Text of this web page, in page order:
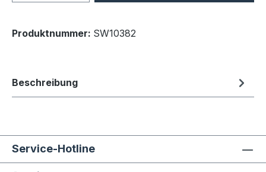
Produktnummer: SW10382
Beschreibung
Service-Hotline